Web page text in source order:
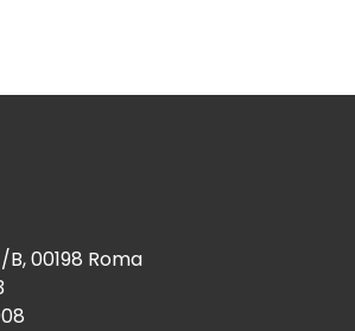
00198 Roma